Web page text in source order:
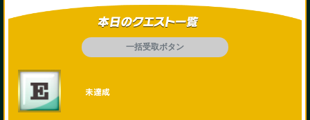
一括受取ボタン